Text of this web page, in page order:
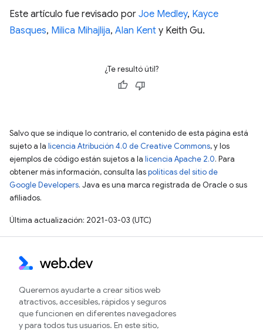
Este artículo fue revisado por Joe Medley, Kayce
Basques, Milica Mihajlija, Alan Kent y Keith Gu.
¿Te resultó útil?
Salvo que se indique lo contrario, el contenido de esta página está
sujeto a la licencia Atribución 4.0 de Creative Commons, y los
ejemplos de código están sujetos a la licencia Apache 2.0. Para
obtener más información, consulta laspolíticas del sitio de
Google Developers. Java es una marca registrada de Oracle o sus
afiliados.
Última actualización: 2021-03-03 (UTC)
Queremos ayudarte a crear sitios web
atractivos, accesibles, rápidos y seguros
que funcionen en diferentes navegadores
y para todos tus usuarios. En este sitio,